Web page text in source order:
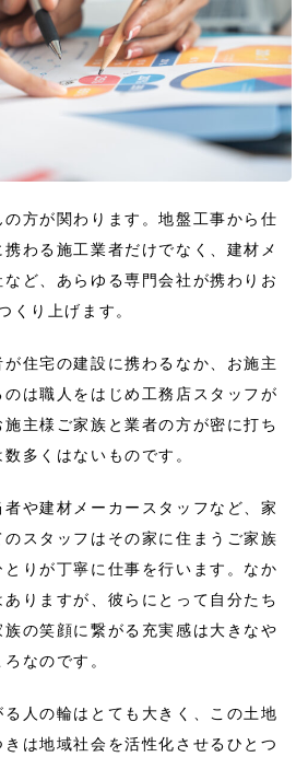
方が関わります。地盤工事から仕
わる施工業者だけでなく、建材メ
ど、あらゆる専門会社が携わりお
くり上げます。
住宅の建設に携わるなか、お施主
は職人をはじめ工務店スタッフが
主様ご家族と業者の方が密に打ち
多くはないものです。
や建材メーカースタッフなど、家
スタッフはその家に住まうご家族
りが丁寧に仕事を行います。なか
りますが、彼らにとって自分たち
の笑顔に繋がる充実感は大きなや
なのです。
人の輪はとても大きく、この土地
は地域社会を活性化させるひとつ